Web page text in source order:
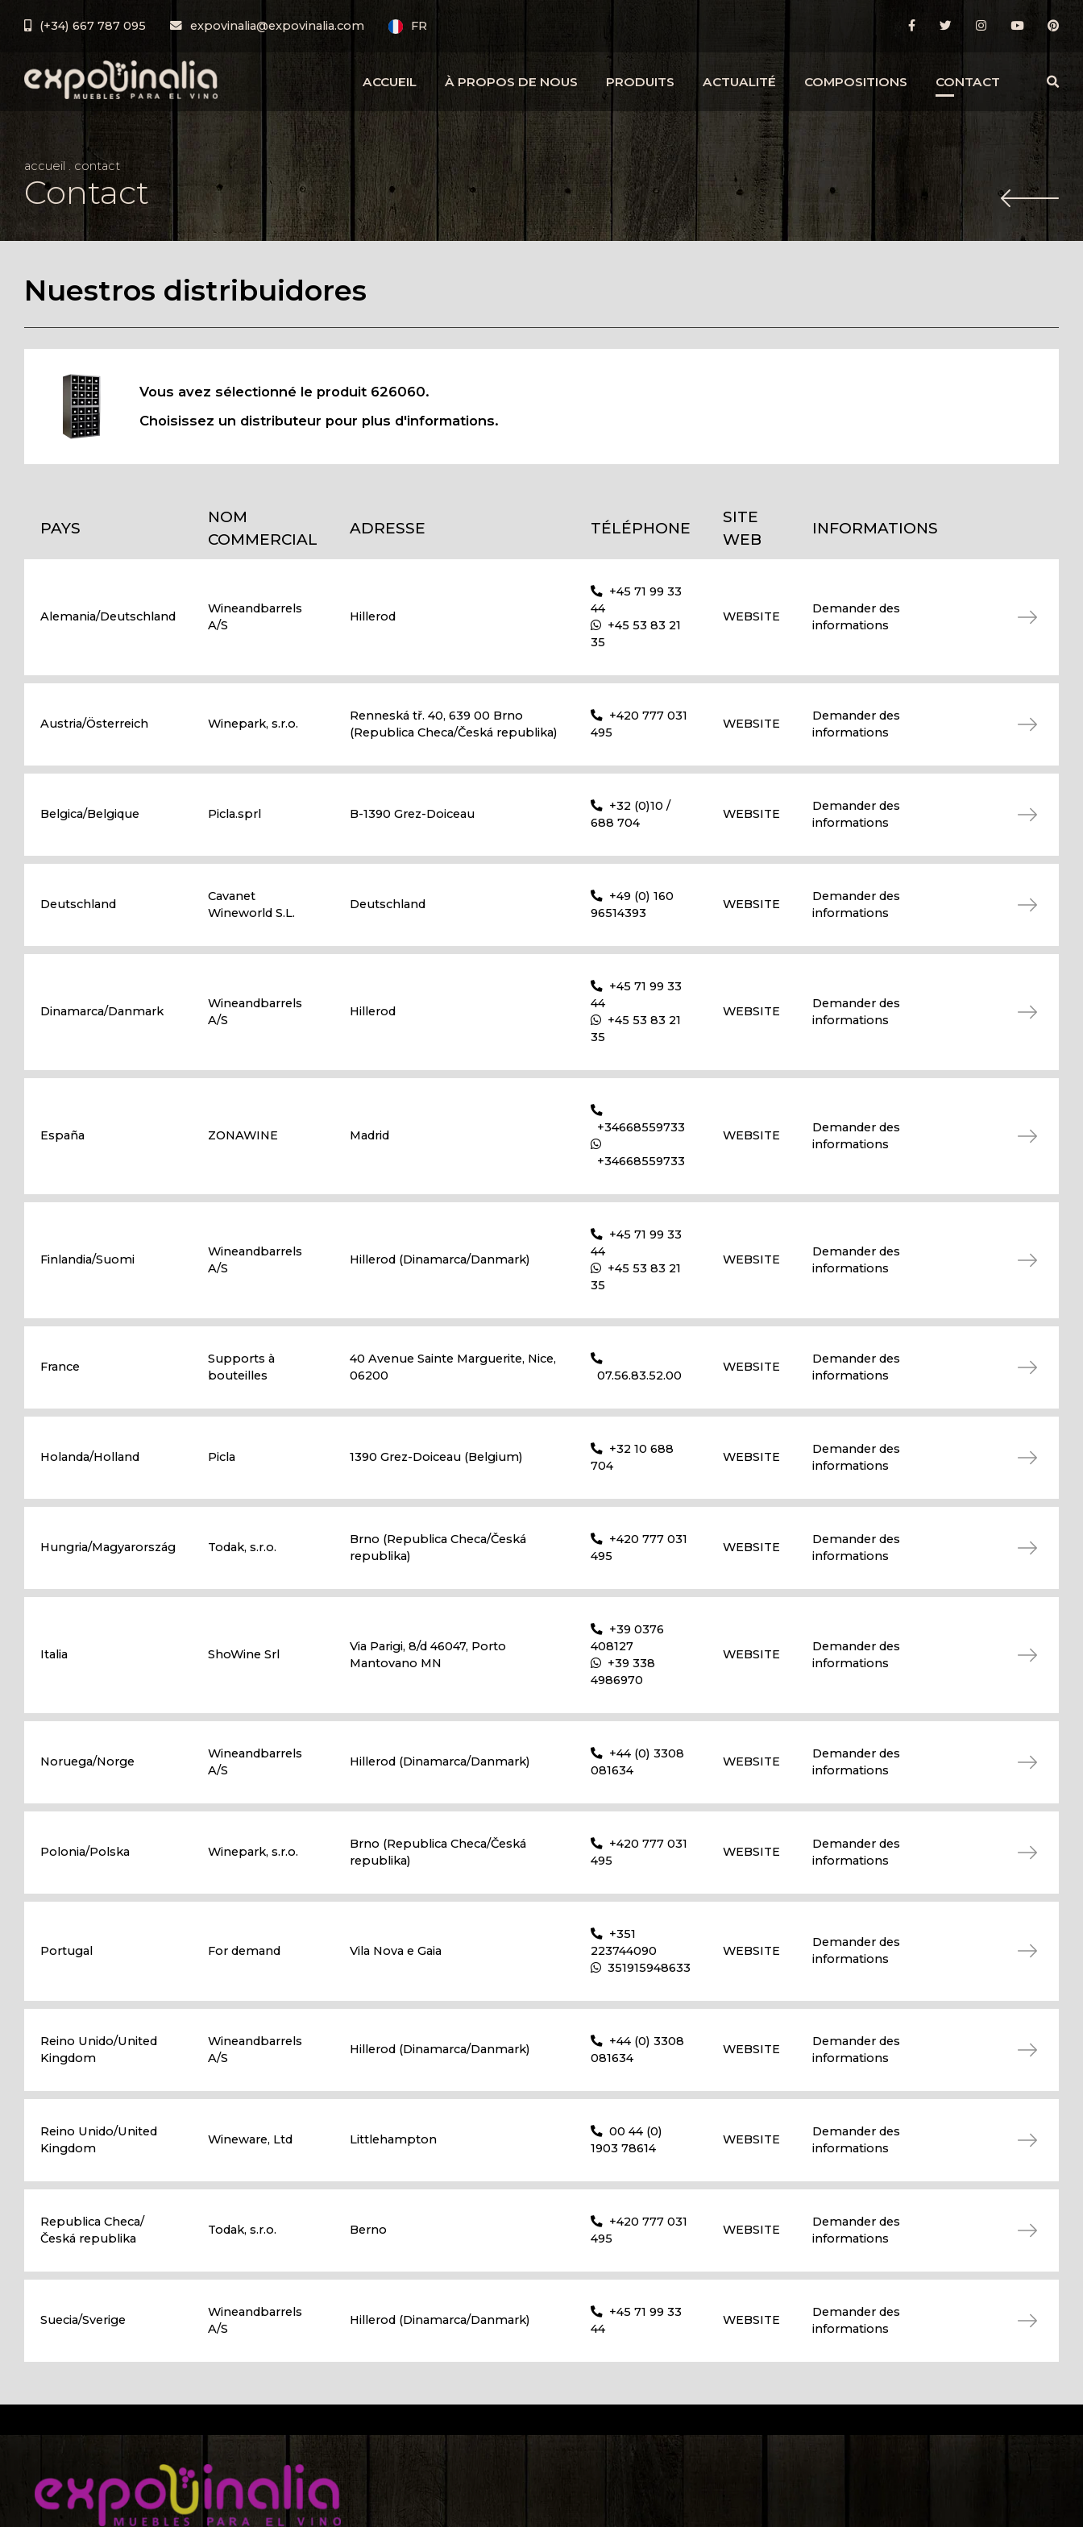
(+34) 667 787 095 expovinalia@expovinalia.com FR
ACCUEIL À PROPOS DE NOUS PRODUITS ACTUALITÉ COMPOSITIONS CONTACT
accueil . contact
Contact
Nuestros distribuidores
Vous avez sélectionné le produit 626060.
Choisissez un distributeur pour plus d'informations.
PAYS
NOM
COMMERCIAL
ADRESSE TÉLÉPHONE
SITE
WEB
INFORMATIONS
Alemania/Deutschland
Wineandbarrels
A/S
Hillerod
+45 71 99 33
44
+45 53 83 21
35
WEBSITE
Demander des
informations
Austria/Österreich Winepark, s.r.o.
Renneská tř. 40, 639 00 Brno
(Republica Checa/Česká republika)
+420 777 031
495
WEBSITE
Demander des
informations
Belgica/Belgique Picla.sprl B-1390 Grez-Doiceau
+32 (0)10 /
688 704
WEBSITE
Demander des
informations
Deutschland
Cavanet
Wineworld S.L.
Deutschland
+49 (0) 160
96514393
WEBSITE
Demander des
informations
Dinamarca/Danmark
Wineandbarrels
A/S
Hillerod
+45 71 99 33
44
+45 53 83 21
35
WEBSITE
Demander des
informations
España ZONAWINE Madrid
+34668559733
+34668559733
WEBSITE
Demander des
informations
Finlandia/Suomi
Wineandbarrels
A/S
Hillerod (Dinamarca/Danmark)
+45 71 99 33
44
+45 53 83 21
35
WEBSITE
Demander des
informations
France
Supports à
bouteilles
40 Avenue Sainte Marguerite, Nice,
06200
07.56.83.52.00
WEBSITE
Demander des
informations
Holanda/Holland Picla 1390 Grez-Doiceau (Belgium)
+32 10 688
704
WEBSITE
Demander des
informations
Hungria/Magyarország Todak, s.r.o.
Brno (Republica Checa/Česká
republika)
+420 777 031
495
WEBSITE
Demander des
informations
Italia ShoWine Srl
Via Parigi, 8/d 46047, Porto
Mantovano MN
+39 0376
408127
+39 338
4986970
WEBSITE
Demander des
informations
Noruega/Norge
Wineandbarrels
A/S
Hillerod (Dinamarca/Danmark)
+44 (0) 3308
081634
WEBSITE
Demander des
informations
Polonia/Polska Winepark, s.r.o.
Brno (Republica Checa/Česká
republika)
+420 777 031
495
WEBSITE
Demander des
informations
Portugal For demand Vila Nova e Gaia
+351
223744090
351915948633
WEBSITE
Demander des
informations
Reino Unido/United
Kingdom
Wineandbarrels
A/S
Hillerod (Dinamarca/Danmark)
+44 (0) 3308
081634
WEBSITE
Demander des
informations
Reino Unido/United
Kingdom
Wineware, Ltd Littlehampton
00 44 (0)
1903 78614
WEBSITE
Demander des
informations
Republica Checa/
Česká republika
Todak, s.r.o. Berno
+420 777 031
495
WEBSITE
Demander des
informations
Suecia/Sverige
Wineandbarrels
A/S
Hillerod (Dinamarca/Danmark)
+45 71 99 33
44
WEBSITE
Demander des
informations